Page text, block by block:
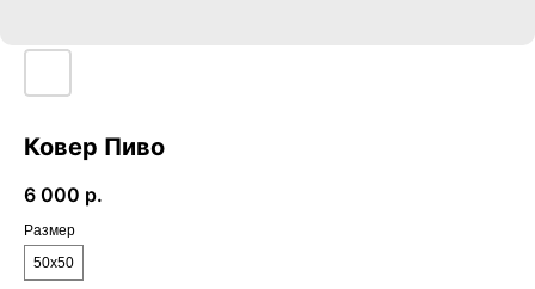
Ковер Пиво
6 000 р.
Размер
50х50